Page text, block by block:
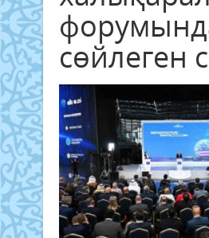
сөйлеген